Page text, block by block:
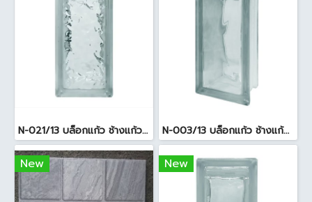
N-021/13 บล็อกแก้ว ช้างแก้ว WOW แก้วประดับฟ้า ( 24X11.5X8cm ) N-003/13 บล็อกแก้ว ช้างแก้ว WOW พริ้วแก้ว ( 24x11.5x8cm )
New New